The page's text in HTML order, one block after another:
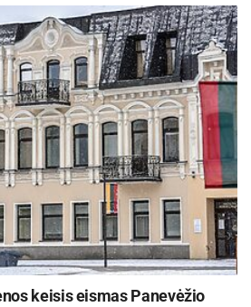
keisis eismas Panevėžio